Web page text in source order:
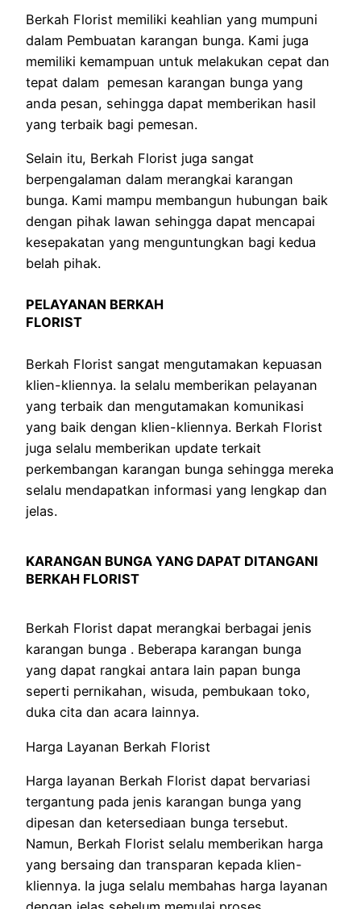
Berkah Florist memiliki keahlian yang mumpuni
dalam Pembuatan karangan bunga. Kami juga
memiliki kemampuan untuk melakukan cepat dan
tepat dalam pemesan karangan bunga yang
anda pesan, sehingga dapat memberikan hasil
yang terbaik bagi pemesan.
Selain itu, Berkah Florist juga sangat
berpengalaman dalam merangkai karangan
bunga. Kami mampu membangun hubungan baik
dengan pihak lawan sehingga dapat mencapai
kesepakatan yang menguntungkan bagi kedua
belah pihak.
PELAYANAN BERKAH
FLORIST
Berkah Florist sangat mengutamakan kepuasan
klien-kliennya. Ia selalu memberikan pelayanan
yang terbaik dan mengutamakan komunikasi
yang baik dengan klien-kliennya. Berkah Florist
juga selalu memberikan update terkait
perkembangan karangan bunga sehingga mereka
selalu mendapatkan informasi yang lengkap dan
jelas.
KARANGAN BUNGA YANG DAPAT DITANGANI
BERKAH FLORIST
Berkah Florist dapat merangkai berbagai jenis
karangan bunga . Beberapa karangan bunga
yang dapat rangkai antara lain papan bunga
seperti pernikahan, wisuda, pembukaan toko,
duka cita dan acara lainnya.
Harga Layanan Berkah Florist
Harga layanan Berkah Florist dapat bervariasi
tergantung pada jenis karangan bunga yang
dipesan dan ketersediaan bunga tersebut.
Namun, Berkah Florist selalu memberikan harga
yang bersaing dan transparan kepada klien-
kliennya. Ia juga selalu membahas harga layanan